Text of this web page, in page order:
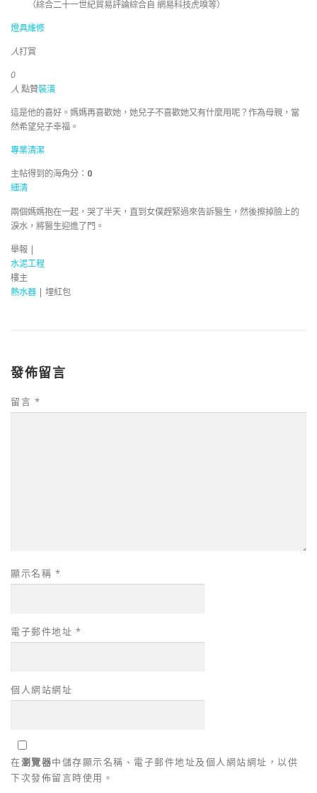
（綜合二十一世紀貿易評論綜合自 網易科技虎嗅等）
燈具維修
人打賞
0
人 點贊裝潢
這是他的喜好。媽媽再喜歡她，她兒子不喜歡她又有什麼用呢？作為母親，當
然希望兒子幸福。
專業清潔
主帖得到的海角分： 0
細清
兩個媽媽抱在一起，哭了半天，直到女僕趕緊過來告訴醫生，然後擦掉臉上的
淚水，將醫生迎進了門。
舉報 |
水泥工程
樓主
熱水器 | 埋紅包
發佈留言
留言 *
顯示名稱 *
電子郵件地址 *
個人網站網址
在瀏覽器中儲存顯示名稱、電子郵件地址及個人網站網址，以供
下次發佈留言時使用。